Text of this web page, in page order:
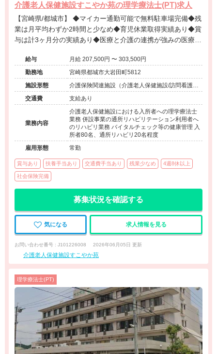
介護老人保健施設すこやか苑の理学療法士(PT)求人
【宮崎県/都城市】 ◆マイカー通勤可能で無料駐車場完備◆残
業は月平均わずか2時間と少なめ◆育児休業取得実績あり◆賞
与は計3ヶ月分の実績あり◆医療と介護の連携が強みの医療法
給与
月給 207,500円 〜 303,500円
勤務地
宮崎県都城市大岩田町5812
施設形態
介護保険関連施設（介護老人保健施設/訪問看護・
リハ）
交通費 支給あり
業務内容
介護老人保健施設における入所者への理学療法士
業務 併設事業の通所リハビリテーション利用者へ
のリハビリ業務 バイタルチェック等の健康管理 入
所者80名、通所リハビリ20名程度
雇用形態
常勤
賞与あり 扶養手当あり 交通費手当あり 残業少なめ 4週8休以上
社会保険完備
募集状況を確認する
気になる 求人情報を見る
お問い合わせ番号 : J101226008 2026年06月05日 更新
介護老人保健施設すこやか苑
理学療法士(PT)